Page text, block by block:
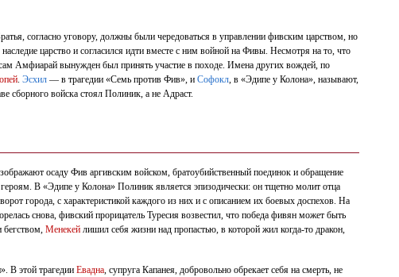
согласно уговору, должны были чередоваться в управлении фивским царством, но
царство и согласился идти вместе с ним войной на Фивы. Несмотря на то, что
Амфиарай вынужден был принять участие в походе. Имена других вождей, по
. Эсхил — в трагедии «Семь против Фив», и Софокл, в «Эдипе у Колона», называют,
сборного войска стоял Полиник, а не Адраст.
осаду Фив аргивским войском, братоубийственный поединок и обращение
В «Эдипе у Колона» Полиник является эпизодически: он тщетно молит отца
города, с характеристикой каждого из них и с описанием их боевых доспехов. На
снова, фивский прорицатель Typeсия возвестил, что победа фивян может быть
бегством, Менекей лишил себя жизни над пропастью, в которой жил когда-то дракон,
В этой трагедии Евадна, супруга Капанея, добровольно обрекает себя на смерть, не